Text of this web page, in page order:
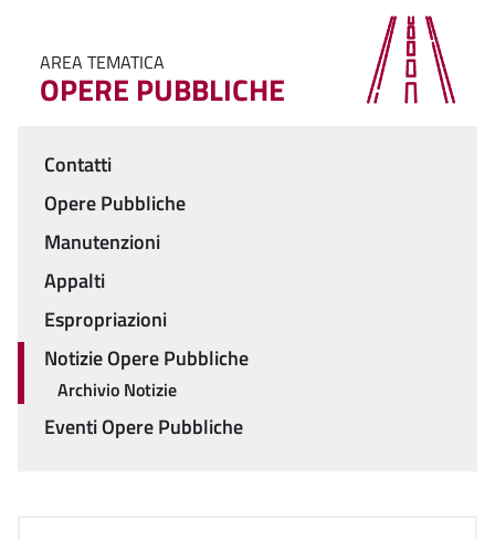
AREA TEMATICA
OPERE PUBBLICHE
Menu
Contatti
Opere Pubbliche
Manutenzioni
Appalti
Espropriazioni
Notizie Opere Pubbliche
Archivio Notizie
Eventi Opere Pubbliche